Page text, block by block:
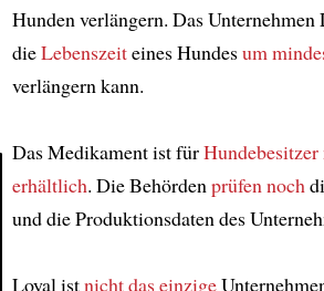
Article
Hunden verlängern. Das Unternehmen
dieLebenszeiteines Hundesum
verlängern kann.
Das Medikament ist fürHundebesitzer
erhältlich. Die Behördenprüfen noch
und die Produktionsdaten des
Loyal istnicht das einzige